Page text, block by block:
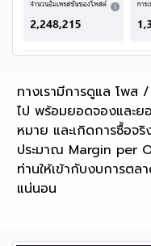
ทางเรามีการดูแล โพส
ไป พร้อมยอดจองและย
หมาย และเกิดการซื้อจ
ประมาณ Margin per
ท่านให้เข้ากับงบการตล
แน่นอน